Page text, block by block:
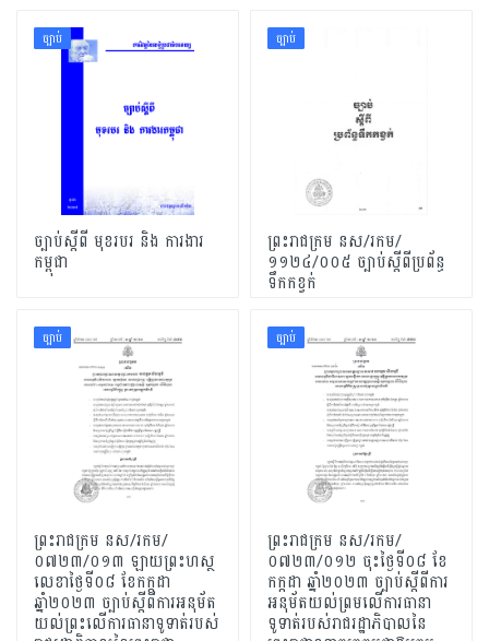
ច្បាប់
ច្បាប់ស្តីពី មុខរបរ និង​ ការងារ
កម្ពុជា
ច្បាប់
ព្រះរាជក្រម នស/រកម/
១១២៤/០០៥ ច្បាប់ស្តីពីប្រព័ន្ធ
ទឹកកខ្វក់
ច្បាប់
ព្រះរាជក្រម នស/រកម/
០៧២៣/០១៣ ឡាយព្រះហស្ថ
លេខាថ្ងៃទី០៨ ខែកក្កដា
ឆ្នាំ២០២៣ ច្បាប់ស្តីពីការអនុម័ត
យល់ព្រះលើការធានាទូទាត់របស់
ច្បាប់
ព្រះរាជក្រម នស/រកម/
០៧២៣/០១២ ចុះថ្ងៃទី០៨ ខែ
កក្កដា ឆ្នាំ២០២៣ ច្បាប់ស្តីពីការ
អនុម័តយល់ព្រមលើការធានា
ទូទាត់របស់រាជរដ្ឋាភិបាលនៃ